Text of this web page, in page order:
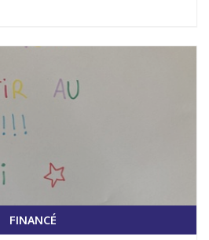
FINANCÉ